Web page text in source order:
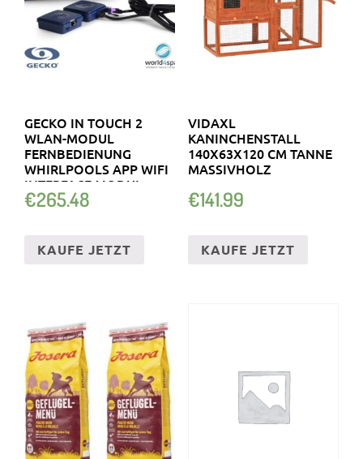
GECKO IN TOUCH 2
WLAN-MODUL
FERNBEDIENUNG
WHIRLPOOLS APP WIFI
INTERFACE MODUL
€265.48
KAUFE JETZT
VIDAXL
KANINCHENSTALL
140X63X120 CM TANNE
MASSIVHOLZ
€141.99
KAUFE JETZT